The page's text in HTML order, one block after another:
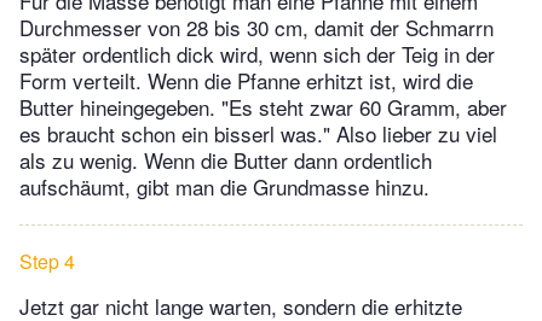
Durchmesser von 28 bis 30 cm, damit der Schmarrn
später ordentlich dick wird, wenn sich der Teig in der
Form verteilt. Wenn die Pfanne erhitzt ist, wird die
Butter hineingegeben. "Es steht zwar 60 Gramm, aber
es braucht schon ein bisserl was." Also lieber zu viel
als zu wenig. Wenn die Butter dann ordentlich
aufschäumt, gibt man die Grundmasse hinzu.
Step 4
Jetzt gar nicht lange warten, sondern die erhitzte